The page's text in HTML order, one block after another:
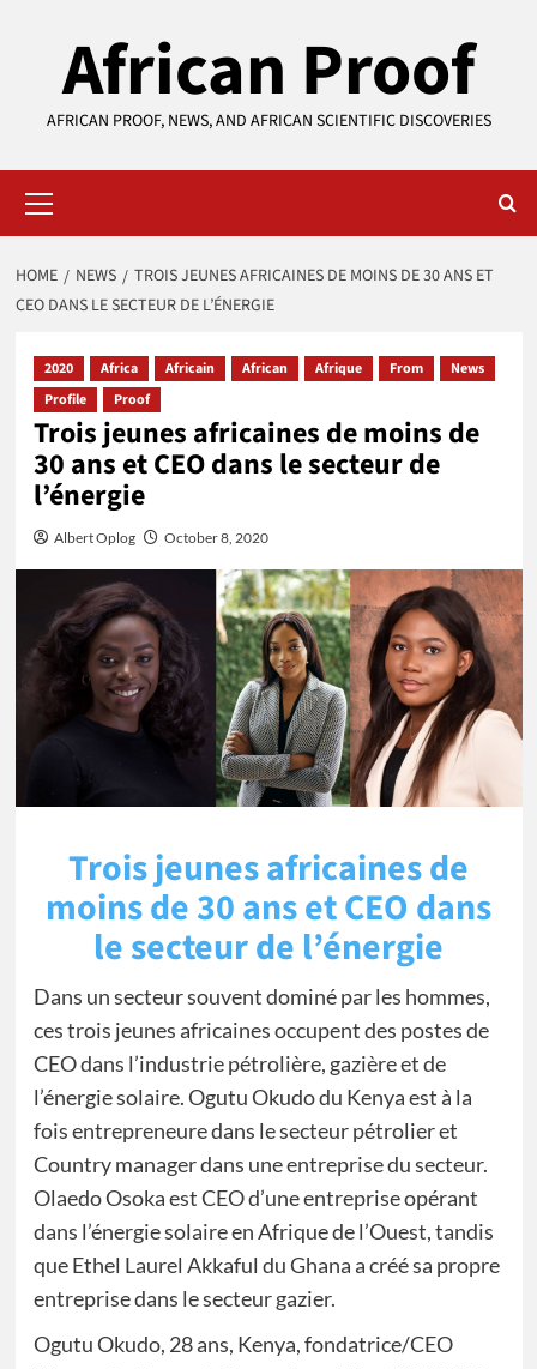
African Proof
AFRICAN PROOF, NEWS, AND AFRICAN SCIENTIFIC DISCOVERIES
Menu
HOME NEWS
TROIS JEUNES AFRICAINES DE MOINS DE 30 ANS ET
CEO DANS LE SECTEUR DE L’ÉNERGIE
2020 Africa Africain African Afrique From
News
Profile
Proof
Trois jeunes africaines de moins de
30 ans et CEO dans le secteur de
l’énergie
Albert Oplog October 8, 2020
Trois jeunes africaines de
moins de 30 ans et CEO dans
le secteur de l’énergie
Dans un secteur souvent dominé par les hommes,
ces trois jeunes africaines occupent des postes de
CEO dans l’industrie pétrolière, gazière et de
l’énergie solaire. Ogutu Okudo du Kenya est à la
fois entrepreneure dans le secteur pétrolier et
Country manager dans une entreprise du secteur.
Olaedo Osoka est CEO d’une entreprise opérant
dans l’énergie solaire en Afrique de l’Ouest, tandis
que Ethel Laurel Akkaful du Ghana a créé sa propre
entreprise dans le secteur gazier.
Ogutu Okudo, 28 ans, Kenya, fondatrice/CEO